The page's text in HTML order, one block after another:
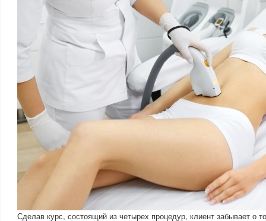
Сделав курс, состоящий из четырех процедур, клиент забывает о